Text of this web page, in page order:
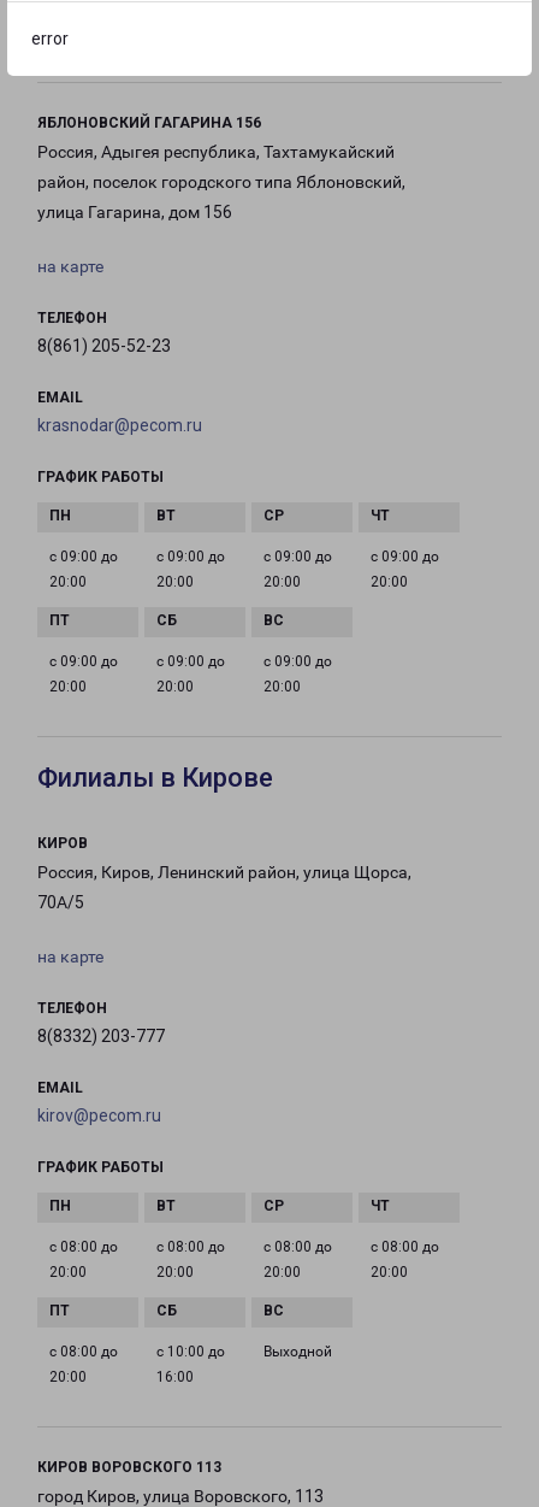
error
с 09:00 до
21:00
с 09:00 до
с 09:00 до
ЯБЛОНОВСКИЙ ГАГАРИНА 156
Россия, Адыгея республика, Тахтамукайский
район, поселок городского типа Яблоновский,
улица Гагарина, дом 156
на карте
ТЕЛЕФОН
8(861) 205-52-23
EMAIL
krasnodar@pecom.ru
ГРАФИК РАБОТЫ
с 09:00 до
20:00
с 09:00 до
20:00
с 09:00 до
20:00
с 09:00 до
20:00
с 09:00 до
20:00
с 09:00 до
20:00
с 09:00 до
20:00
Филиалы в Кирове
КИРОВ
Россия, Киров, Ленинский район, улица Щорса,
70А/5
на карте
ТЕЛЕФОН
8(8332) 203-777
EMAIL
kirov@pecom.ru
ГРАФИК РАБОТЫ
с 08:00 до
20:00
с 08:00 до
20:00
с 08:00 до
20:00
с 08:00 до
20:00
с 08:00 до
20:00
с 10:00 до
16:00
Выходной
КИРОВ ВОРОВСКОГО 113
город Киров, улица Воровского, 113